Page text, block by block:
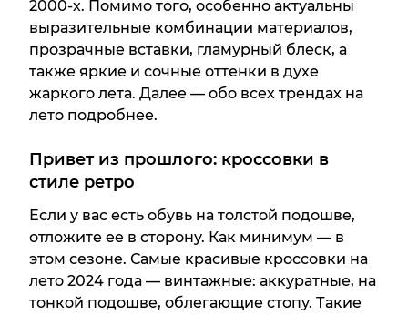
2000-х. Помимо того, особенно актуальны
выразительные комбинации материалов,
прозрачные вставки, гламурный блеск, а
также яркие и сочные оттенки в духе
жаркого лета. Далее — обо всех трендах на
лето подробнее.
Привет из прошлого: кроссовки в
стиле ретро
Если у вас есть обувь на толстой подошве,
отложите ее в сторону. Как минимум — в
этом сезоне. Самые красивые кроссовки на
лето 2024 года — винтажные: аккуратные, на
тонкой подошве, облегающие стопу. Такие